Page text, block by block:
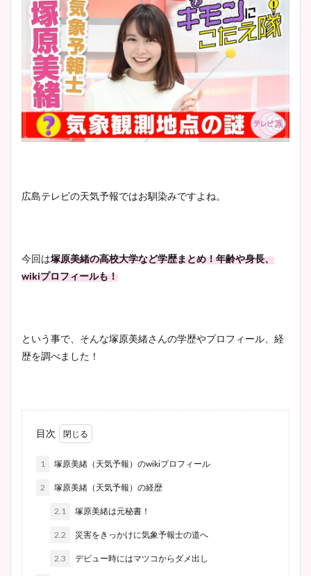
広島テレビの天気予報ではお馴染みですよね。
今回は塚原美緒の高校大学など学歴まとめ！年齢や身長、
wikiプロフィールも！
という事で、そんな塚原美緒さんの学歴やプロフィール、経
歴を調べました！
目次
1 塚原美緒（天気予報）のwikiプロフィール
2 塚原美緒（天気予報）の経歴
2.1 塚原美緒は元秘書！
2.2 災害をきっかけに気象予報士の道へ
2.3 デビュー時にはマツコからダメ出し